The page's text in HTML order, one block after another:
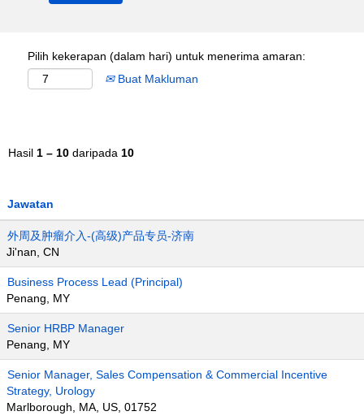
Pilih kekerapan (dalam hari) untuk menerima amaran:
Buat Makluman
Hasil 1 – 10 daripada 10
Jawatan
外周及肿瘤介入-(高级)产品专员-济南
Ji'nan, CN
Business Process Lead (Principal)
Penang, MY
Senior HRBP Manager
Penang, MY
Senior Manager, Sales Compensation & Commercial Incentive
Strategy, Urology
Marlborough, MA, US, 01752